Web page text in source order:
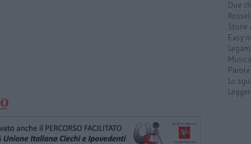
Due
Storie
Easy
Lo